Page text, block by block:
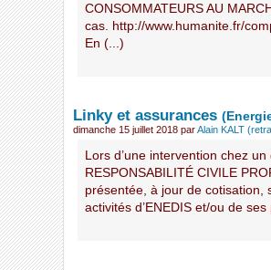
CONSOMMATEURS AU
cas. http://www.humanite.fr/
En (...)
Linky et assurances
dimanche 15 juillet 2018 parAlain KALT
Lors d’une intervention chez
RESPONSABILITÉ CIVILE
présentée, à jour de cotisation,
activités d’ENEDIS et/ou de